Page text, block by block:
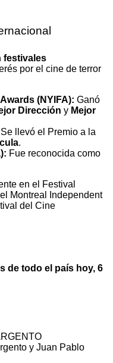
festivales
por el cine de terror
(NYIFA): Ganó
Dirección y Mejor
Se llevó el Premio a la
.
Fue reconocida como
en el Festival
Montreal Independent
del Cine
de todo el país hoy, 6
y Juan Pablo